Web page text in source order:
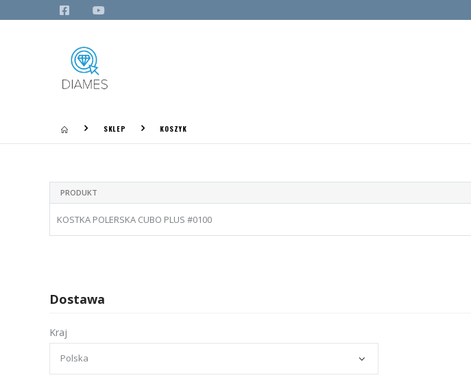
SKLEP KOSZYK
PRODUKT
KOSTKA POLERSKA CUBO PLUS #0100
Dostawa
Kraj